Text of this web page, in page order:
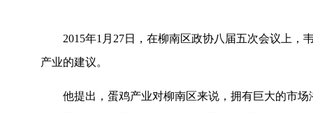
2015年1 月 27日，在柳南区政协八届五次会议上，
产业的建议。
他提出，蛋鸡产业对柳南区来说，拥有巨大的市